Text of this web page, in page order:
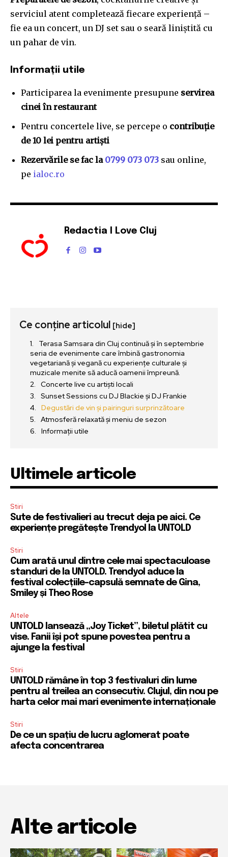
serviciul atent completează fiecare experiență –
fie ea un concert, un DJ set sau o seară liniștită cu
un pahar de vin.
Informații utile
Participarea la evenimente presupune servirea
cinei în restaurant
Pentru concertele live, se percepe o contribuție
de 10 lei pentru artiști
Rezervările se fac la 0799 073 073 sau online,
pe ialoc.ro
Redactia I Love Cluj
Ce conține articolul [hide]
Terasa Samsara din Cluj continuă și în septembrie
seria de evenimente care îmbină gastronomia
vegetariană și vegană cu experiențe culturale și
muzicale menite să aducă oamenii împreună.
Concerte live cu artiști locali
Sunset Sessions cu DJ Blackie și DJ Frankie
Degustări de vin și pairinguri surprinzătoare
Atmosferă relaxată și meniu de sezon
Informații utile
Ultimele articole
Stiri
Sute de festivalieri au trecut deja pe aici. Ce
experiențe pregătește Trendyol la UNTOLD
Stiri
Cum arată unul dintre cele mai spectaculoase
standuri de la UNTOLD. Trendyol aduce la
festival colecțiile-capsulă semnate de Gina,
Smiley și Theo Rose
Altele
UNTOLD lansează „Joy Ticket”, biletul plătit cu
vise. Fanii își pot spune povestea pentru a
ajunge la festival
Stiri
UNTOLD rămâne în top 3 festivaluri din lume
pentru al treilea an consecutiv. Clujul, din nou pe
harta celor mai mari evenimente internaționale
Stiri
De ce un spațiu de lucru aglomerat poate
afecta concentrarea
Alte articole